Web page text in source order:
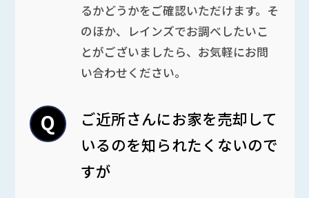
るかどうかをご確認いただけます。そ
のほか、レインズでお調べしたいこ
とがございましたら、お気軽にお問
い合わせください。
ご近所さんにお家を売却して
いるのを知られたくないので
すが